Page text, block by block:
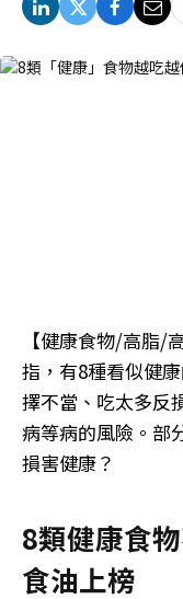
【健康食物/高脂/
指，有8種看似健
擇不當、吃太多反
病等病的風險。部
損害健康？
8類健康食
食油上榜